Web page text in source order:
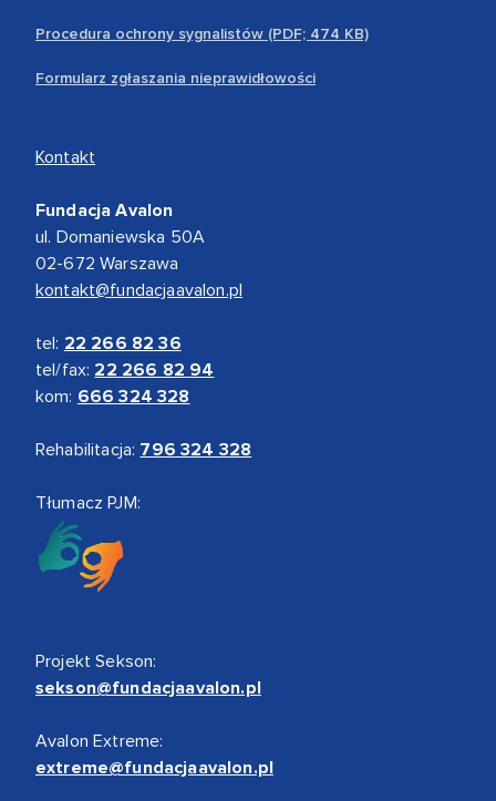
Procedura ochrony sygnalistów (PDF; 474 KB)
Formularz zgłaszania nieprawidłowości
Kontakt
Fundacja Avalon
ul. Domaniewska 50A
02-672 Warszawa
kontakt@fundacjaavalon.pl
tel: 22 266 82 36
tel/fax: 22 266 82 94
kom: 666 324 328
Rehabilitacja: 796 324 328
Tłumacz PJM:
Projekt Sekson:
sekson@fundacjaavalon.pl
Avalon Extreme:
extreme@fundacjaavalon.pl